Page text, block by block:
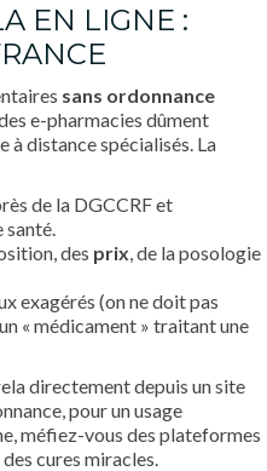
EN LIGNE :
sans ordonnance
e-pharmacies dûment
à distance spécialisés. La
de la DGCCRF et
santé.
des prix, de la posologie
exagérés (on ne doit pas
« médicament » traitant une
directement depuis un site
pour un usage
méfiez-vous des plateformes
cures miracles.